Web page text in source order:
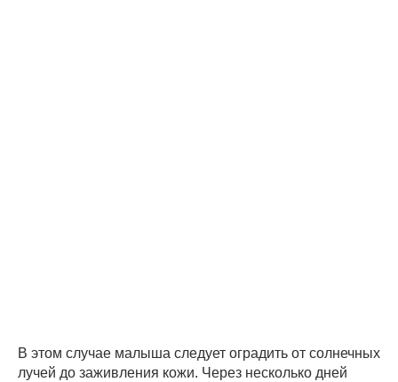
В этом случае малыша следует оградить от солнечных
лучей до заживления кожи. Через несколько дней